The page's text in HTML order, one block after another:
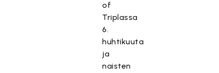
of
Triplassa
6.
huhtikuuta
ja
naisten